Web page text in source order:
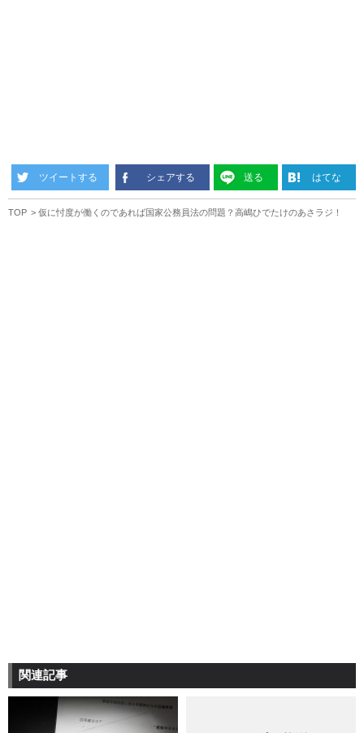
ツイートする シェアする 送る はてな
TOP 仮に忖度が働くのであれば国家公務員法の問題？高嶋ひでたけのあさラジ！
関連記事